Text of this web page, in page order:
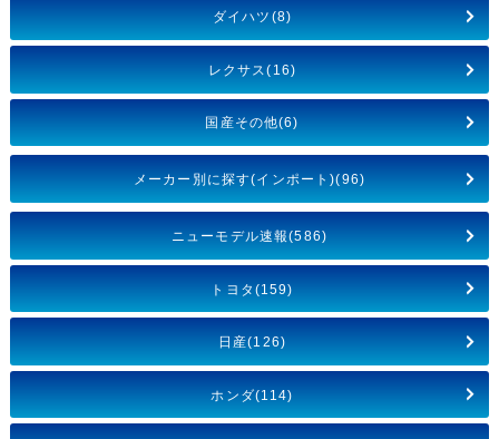
ダイハツ(8)
レクサス(16)
国産その他(6)
メーカー別に探す(インポート)(96)
ニューモデル速報(586)
トヨタ(159)
日産(126)
ホンダ(114)